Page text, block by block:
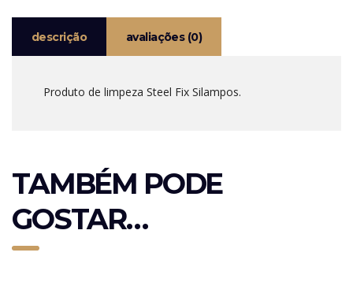
descrição avaliações (0)
Produto de limpeza Steel Fix Silampos.
TAMBÉM PODE
GOSTAR…